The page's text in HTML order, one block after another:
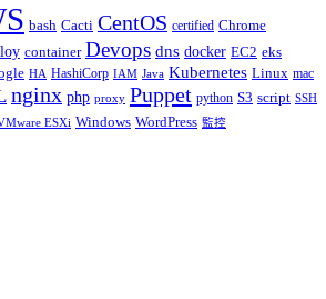
bash Cacti CentOS certified Chrome
container Devops dns docker EC2 eks
HA HashiCorp IAM Java Kubernetes Linux mac
nginx php proxy Puppet python S3 script SSH
ESXi Windows WordPress 監控